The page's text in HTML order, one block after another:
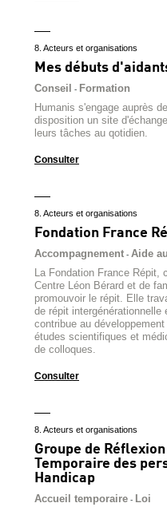
8. Acteurs et organisations
Mes débuts
Conseil - Formation
Humanis s'engage auprès
disposition un site
leurs tâches au qotidien.
Consulter
8. Acteurs et organisations
Fondation France
Accompagnement - Aide
La Fondation France Répit,
Centre Léon Bérard et de
promouvoir le répit. Elle
de répit
contribue au
études scientifiques et
de colloques.
Consulter
8. Acteurs et organisations
Groupe de
Temporaire des
Handicap
Accueil temporaire - Loi